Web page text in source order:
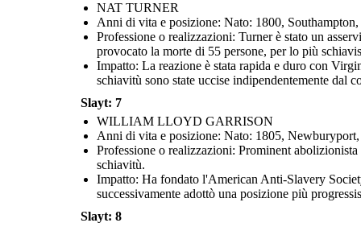
NAT TURNER
Anni di vita e posizione: Nato: 1800,
Professione o realizzazioni: Turner è stato un
provocato la morte di 55 persone, per lo più
Impatto: La reazione è stata rapida e duro con
schiavitù sono state uccise indipendentemente dal
Slayt: 7
WILLIAM LLOYD GARRISON
Anni di vita e posizione: Nato: 1805,
Professione o realizzazioni: Prominent
schiavitù.
Impatto: Ha fondato l'American Anti-Slavery
successivamente adottò una posizione più
Slayt: 8